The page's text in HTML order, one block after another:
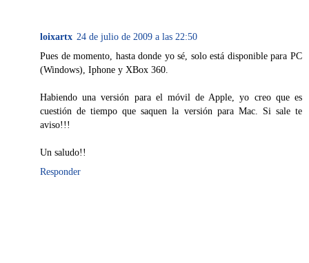
loixartx 24 de julio de 2009 a las 22:50
Pues de momento, hasta donde yo sé, solo está disponible para PC
(Windows), Iphone y XBox 360.
Habiendo una versión para el móvil de Apple, yo creo que es
cuestión de tiempo que saquen la versión para Mac. Si sale te
aviso!!!
Un saludo!!
Responder